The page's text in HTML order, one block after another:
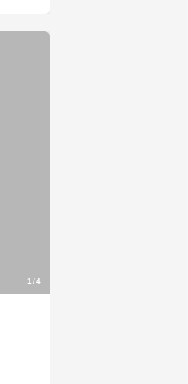
1/4